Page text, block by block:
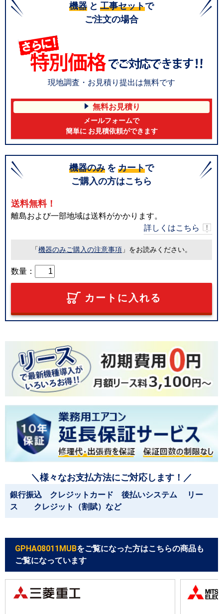
機器 と 工事セットで
ご注文の場合
現地調査・お見積り提出は無料です
無料お見積り
メールフォームで
簡単に お見積依頼ができます
機器のみ を カートで
ご購入の方はこちら
送料無料！
離島および一部地域は送料がかかります。
詳しくはこちら
「機器のみご購入の注意事項 」をお読みください。
数量：
カートに入れる
＼様々なお支払方法にご対応します！／
銀行振込 クレジットカード 後払いシステム リー
ス クレジット（割賦）など
GPHA08011MUBをご覧になった方はこちらの商品も
ご覧になっています